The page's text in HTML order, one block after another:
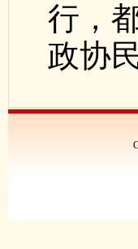
行，
政协